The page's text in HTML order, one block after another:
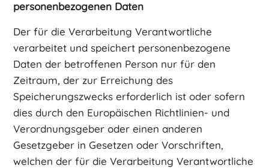
personenbezogenen Daten
Der für die Verarbeitung Verantwortliche
verarbeitet und speichert personenbezogene
Daten der betroffenen Person nur für den
Zeitraum, der zur Erreichung des
Speicherungszwecks erforderlich ist oder sofern
dies durch den Europäischen Richtlinien- und
Verordnungsgeber oder einen anderen
Gesetzgeber in Gesetzen oder Vorschriften,
welchen der für die Verarbeitung Verantwortliche